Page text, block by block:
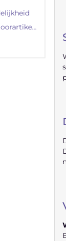
Veelgestelde Vragen over Kantoorartikelen in Delft